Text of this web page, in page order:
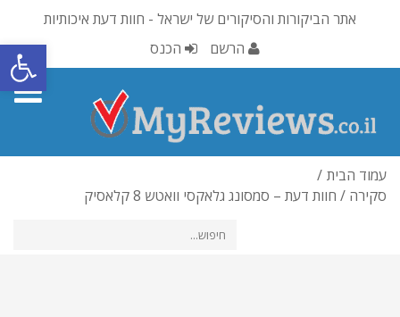
אתר הביקורות והסיקורים של ישראל - חוות דעת איכותיות
הרשם
הכנס
עמוד הבית
סקירה / חוות דעת – סמסונג גלאקסי וואטש 8 קלאסיק
פתח